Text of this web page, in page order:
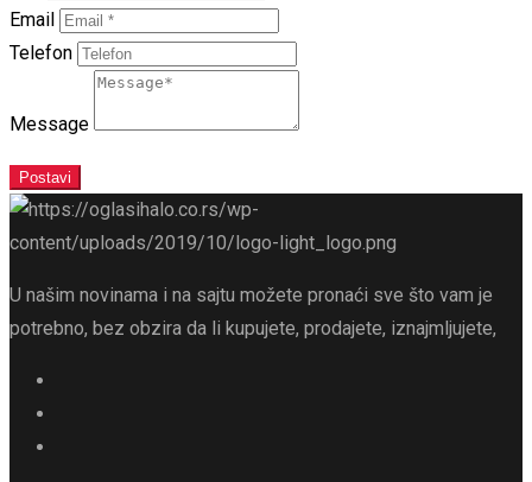
Email
Telefon
Message
Postavi
U našim novinama i na sajtu možete pronaći sve što vam je
potrebno, bez obzira da li kupujete, prodajete, iznajmljujete,